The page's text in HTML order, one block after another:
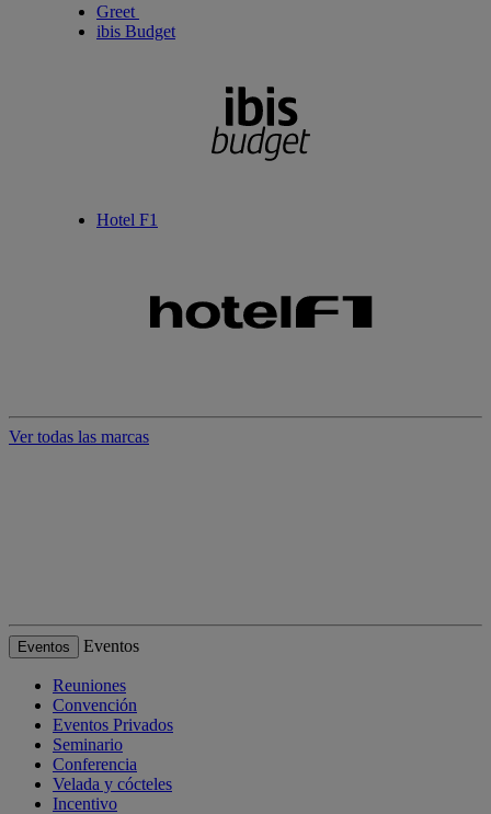
Greet
ibis Budget
Hotel F1
Ver todas las marcas
Eventos Eventos
Reuniones
Convención
Eventos Privados
Seminario
Conferencia
Velada y cócteles
Incentivo